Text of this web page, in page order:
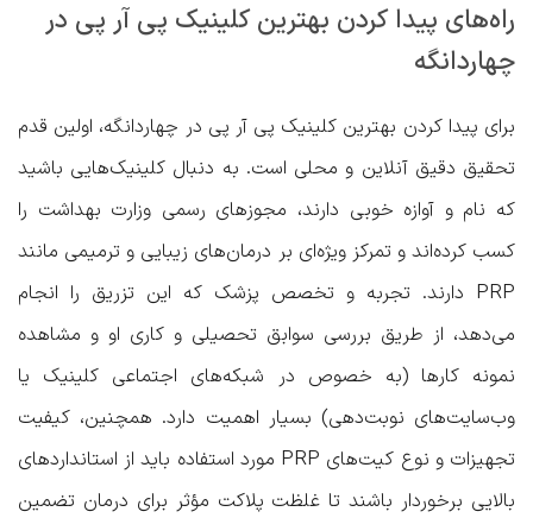
راه‌های پیدا کردن بهترین کلینیک پی آر پی در
چهاردانگه
برای پیدا کردن بهترین کلینیک پی آر پی در چهاردانگه، اولین قدم
تحقیق دقیق آنلاین و محلی است. به دنبال کلینیک‌هایی باشید
که نام و آوازه خوبی دارند، مجوزهای رسمی وزارت بهداشت را
کسب کرده‌اند و تمرکز ویژه‌ای بر درمان‌های زیبایی و ترمیمی مانند
PRP دارند. تجربه و تخصص پزشک که این تزریق را انجام
می‌دهد، از طریق بررسی سوابق تحصیلی و کاری او و مشاهده
نمونه کارها (به خصوص در شبکه‌های اجتماعی کلینیک یا
وب‌سایت‌های نوبت‌دهی) بسیار اهمیت دارد. همچنین، کیفیت
تجهیزات و نوع کیت‌های PRP مورد استفاده باید از استانداردهای
بالایی برخوردار باشند تا غلظت پلاکت مؤثر برای درمان تضمین